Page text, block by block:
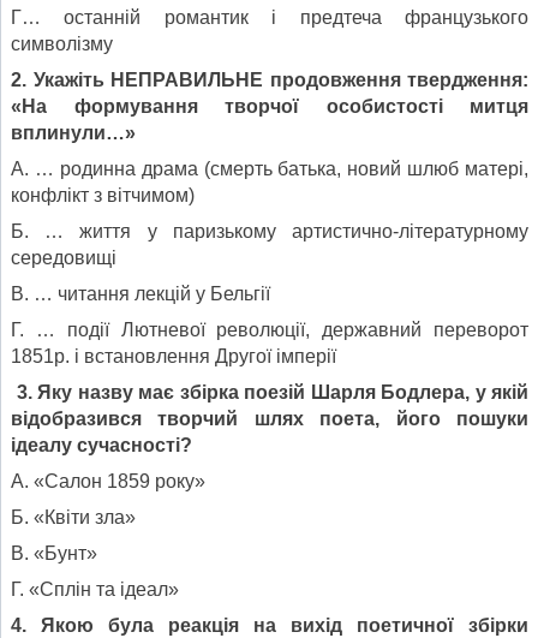
Г… останній романтик і предтеча французького
символізму
2. Укажіть НЕПРАВИЛЬНЕ продовження твердження:
«На формування творчої особистості митця
вплинули…»
А. … родинна драма (смерть батька, новий шлюб матері,
конфлікт з вітчимом)
Б. … життя у паризькому артистично-літературному
середовищі
В. … читання лекцій у Бельгії
Г. … події Лютневої революції, державний переворот
1851р. і встановлення Другої імперії
3. Яку назву має збірка поезій Шарля Бодлера, у якій
відобразився творчий шлях поета, його пошуки
ідеалу сучасності?
А. «Салон 1859 року»
Б. «Квіти зла»
В. «Бунт»
Г. «Сплін та ідеал»
4. Якою була реакція на вихід поетичної збірки